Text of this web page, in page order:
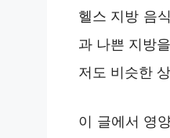
헬스 지방 음
과 나쁜 지방
저도 비슷한
이 글에서 영